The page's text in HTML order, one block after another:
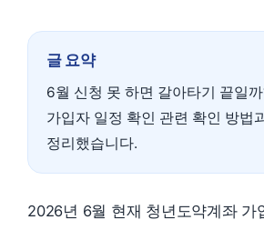
글 요약
6월 신청 못 하면 갈아타기 끝일
가입자 일정 확인 관련 확인 방법
정리했습니다.
2026년 6월 현재 청년도약계좌 가